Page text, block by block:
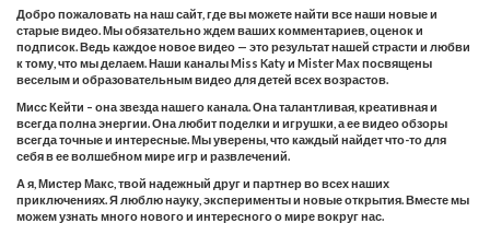
Добро пожаловать на наш сайт, где вы можете найти все наши новые и
старые видео. Мы обязательно ждем ваших комментариев, оценок и
подписок. Ведь каждое новое видео — это результат нашей страсти и любви
к тому, что мы делаем. Наши каналы Miss Katy и Mister Max посвящены
веселым и образовательным видео для детей всех возрастов.
Мисс Кейти – она звезда нашего канала. Она талантливая, креативная и
всегда полна энергии. Она любит поделки и игрушки, а ее видео обзоры
всегда точные и интересные. Мы уверены, что каждый найдет что-то для
себя в ее волшебном мире игр и развлечений.
А я, Мистер Макс, твой надежный друг и партнер во всех наших
приключениях. Я люблю науку, эксперименты и новые открытия. Вместе мы
можем узнать много нового и интересного о мире вокруг нас.